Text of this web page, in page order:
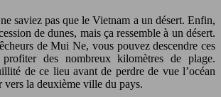
saviez pas que le Vietnam a un désert. Enfin,
de dunes, mais ça ressemble à un désert.
de Mui Ne, vous pouvez descendre ces
des nombreux kilomètres de plage.
de ce lieu avant de perdre de vue l’océan
vers la deuxième ville du pays.